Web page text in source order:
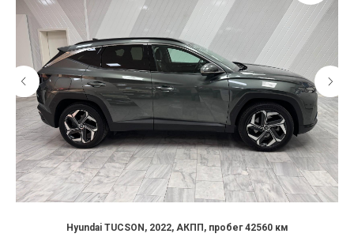
Hyundai TUCSON, 2022, АКПП, пробег 42560 км